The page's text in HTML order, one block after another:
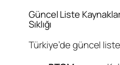
Güncel Liste
Sıklığı
Türkiye’de güncel